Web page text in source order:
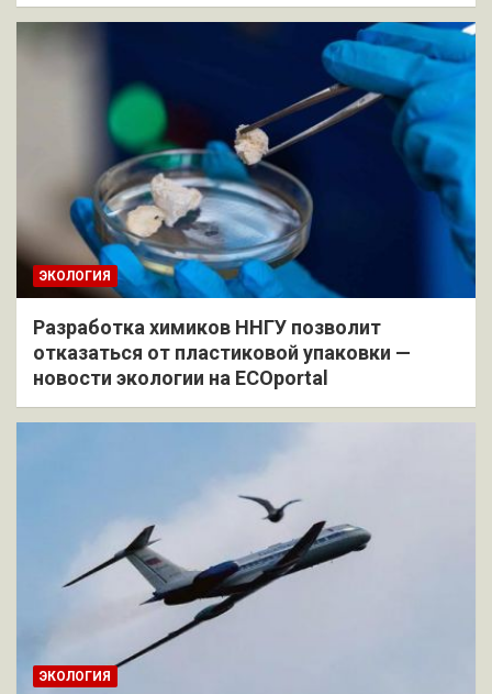
ЭКОЛОГИЯ
Разработка химиков ННГУ позволит
отказаться от пластиковой упаковки —
новости экологии на ECOportal
ЭКОЛОГИЯ